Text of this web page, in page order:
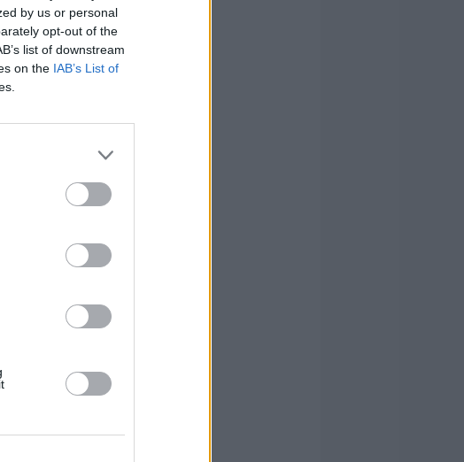
by us or personal
opt-out of the
list of downstream
on the IAB’s List of